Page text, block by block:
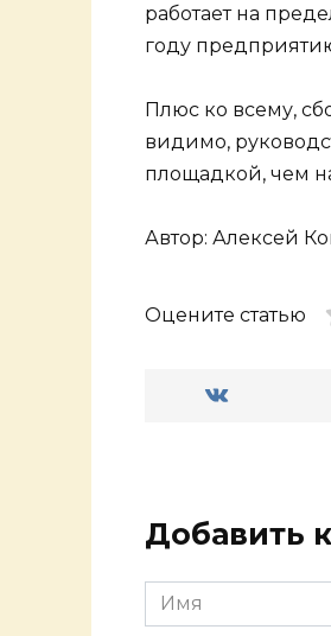
работает на
году
Плюс ко всему,
видимо,
площадкой, чем
Автор: Алексей
Оцените статью
Добавить
Имя
*